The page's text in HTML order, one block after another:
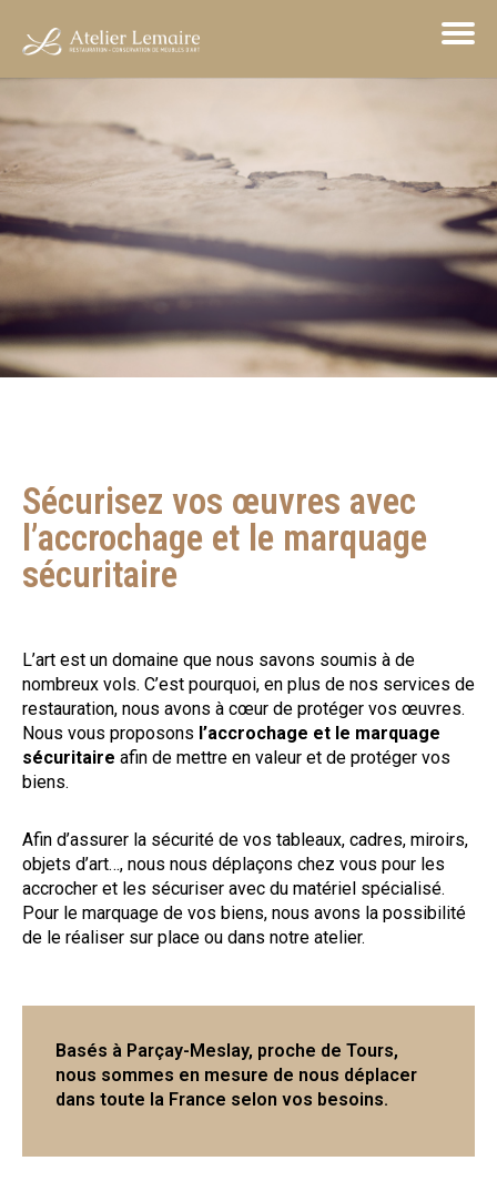
Sécurisez vos œuvres avec
l’accrochage et le marquage
sécuritaire
L’art est un domaine que nous savons soumis à de
nombreux vols. C’est pourquoi, en plus de nos services de
restauration, nous avons à cœur de protéger vos œuvres.
Nous vous proposons l’accrochage et le marquage
sécuritaire afin de mettre en valeur et de protéger vos
biens.
Afin d’assurer la sécurité de vos tableaux, cadres, miroirs,
objets d’art…, nous nous déplaçons chez vous pour les
accrocher et les sécuriser avec du matériel spécialisé.
Pour le marquage de vos biens, nous avons la possibilité
de le réaliser sur place ou dans notre atelier.
Basés à Parçay-Meslay, proche de Tours,
nous sommes en mesure de nous déplacer
dans toute la France selon vos besoins.